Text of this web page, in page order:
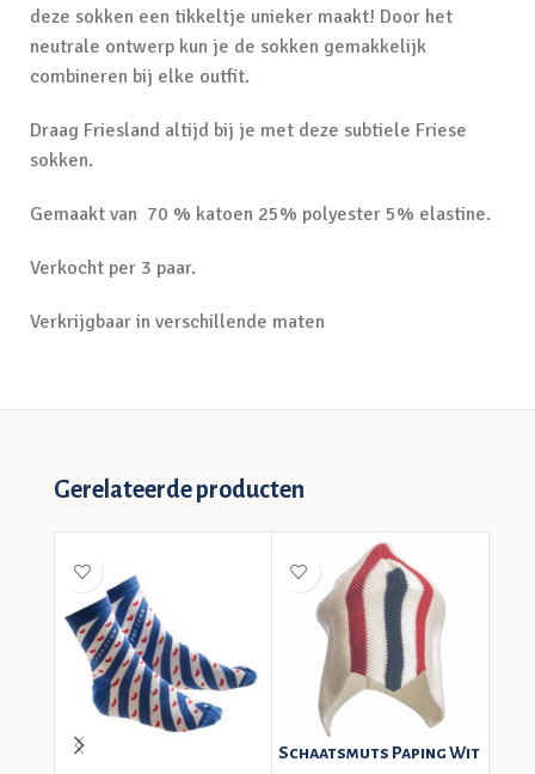
deze sokken een tikkeltje unieker maakt! Door het
neutrale ontwerp kun je de sokken gemakkelijk
combineren bij elke outfit.
Draag Friesland altijd bij je met deze subtiele Friese
sokken.
Gemaakt van 70 % katoen 25% polyester 5% elastine.
Verkocht per 3 paar.
Verkrijgbaar in verschillende maten
Gerelateerde producten
Schaatsmuts Paping Wit